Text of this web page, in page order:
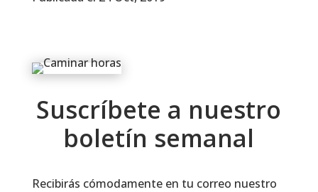
Suscríbete a nuestro
boletín semanal
Recibirás cómodamente en tu correo nuestro